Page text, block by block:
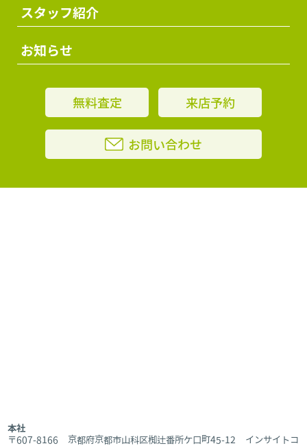
スタッフ紹介
お知らせ
無料査定 来店予約
お問い合わせ
本社
〒607-8166 京都府京都市山科区椥辻番所ケ口町45-12 インサイトコ